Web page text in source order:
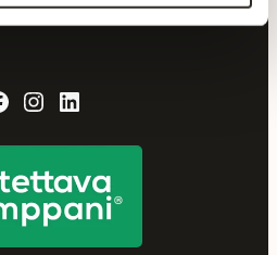
Instagram
LinkedIn